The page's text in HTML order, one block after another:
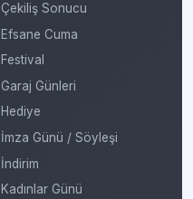
Çekiliş Sonucu
Efsane Cuma
Festival
Garaj Günleri
Hediye
İmza Günü / Söyleşi
İndirim
Kadınlar Günü